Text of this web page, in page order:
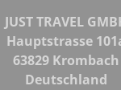
JUST TRAVEL
Hauptstrasse
63829 Krombach
Deutschland